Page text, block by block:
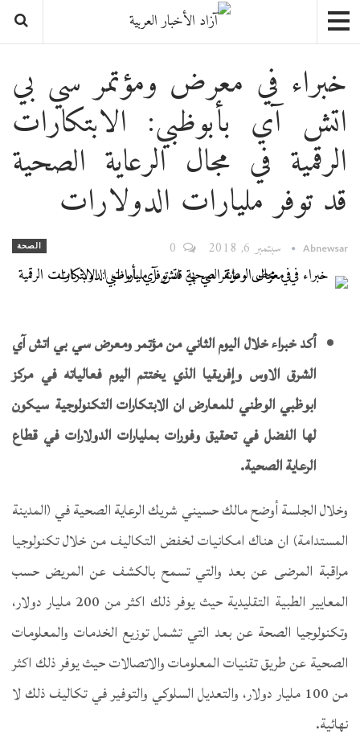
خبراء في معرض ومؤتمر سي بي
اتش آي بأبوظبي: الابتكارات
الرقمية في مجال الرعاية الصحية
قد توفر مليارات الدولارات
الصحة Abnewsar سبتمبر 6, 2018
أكد خبراء خلال اليوم الثاني من مؤتمر ومعرض سي بي اتش آي
الشرق الاوس وإفريقيا الذي يختتم اليوم فعالياته في مركز
ابوظبي الوطني للمعارض ان الابتكارات التكنولوجية سيكون
لها الفضل في تحقيق وفورات بمليارات الدولارات في قطاع
الرعاية الصحية.
وخلال الجلسة أوضح مالك حسيني شريك الرعاية الصحية في (المدينة
المستدامة) ان هناك امكانيات لخفض التكاليف من خلال تكنولوجيا
مراقبة المرضى عن بعد والتي تسمح بالكشف عن المريض حسب
المعايير الطبية التقليدية حيث يوفر ذلك اكثر من 200 مليار دولار،
وتكنولوجيا الصحة عن بعد التي تشمل توزيع الخدمات والمعلومات
الصحية عن طريق تقنيات المعلومات والاتصالات حيث يوفر ذلك اكثر
من 100 مليار دولار، والتعديل السلوكي والتوفير في تكاليف ذلك لا
نهائية.